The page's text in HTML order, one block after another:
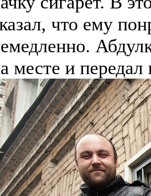
что ему
месте и